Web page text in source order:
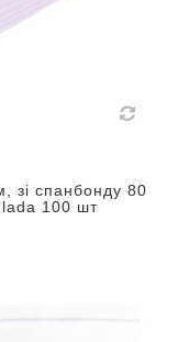
зі спанбонду 80
100 шт